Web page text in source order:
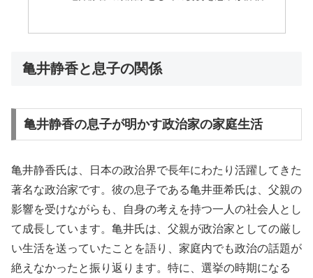
亀井静香と息子の関係
亀井静香の息子が明かす政治家の家庭生活
亀井静香氏は、日本の政治界で長年にわたり活躍してきた
著名な政治家です。彼の息子である亀井亜希氏は、父親の
影響を受けながらも、自身の考えを持つ一人の社会人とし
て成長しています。亀井氏は、父親が政治家としての厳し
い生活を送っていたことを語り、家庭内でも政治の話題が
絶えなかったと振り返ります。特に、選挙の時期になる